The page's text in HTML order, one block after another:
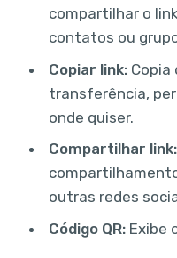
compartilhar o
contatos ou
Copiar link: Copia
transferência,
onde quiser.
Compartilhar link:
outras redes
Código QR: Exibe